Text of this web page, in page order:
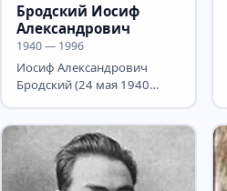
Бродский Иосиф
Александрович
1940 — 1996
Иосиф Александрович
Бродский (24 мая 1940